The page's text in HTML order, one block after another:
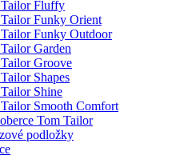
Fluffy
Funky Orient
Funky Outdoor
Garden
Groove
Shapes
Shine
Smooth Comfort
Tom Tailor
podložky